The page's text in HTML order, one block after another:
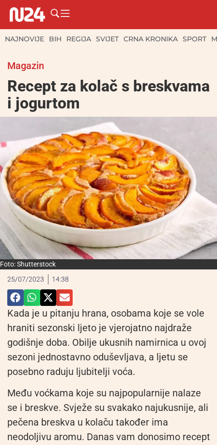
NAJNOVIJE BIH REGIJA SVIJET CRNA KRONIKA SPORT
Magazin
Recept za kolač s breskvama
i jogurtom
Foto: Shutterstock
25/07/2023
14:38
Kada je u pitanju hrana, osobama koje se vole
hraniti sezonski ljeto je vjerojatno najdraže
godišnje doba. Obilje ukusnih namirnica u ovoj
sezoni jednostavno oduševljava, a ljetu se
posebno raduju ljubitelji voća.
Među voćkama koje su najpopularnije nalaze
se i breskve. Svježe su svakako najukusnije, ali
pečena breskva u kolaču također ima
neodoljivu aromu. Danas vam donosimo recept